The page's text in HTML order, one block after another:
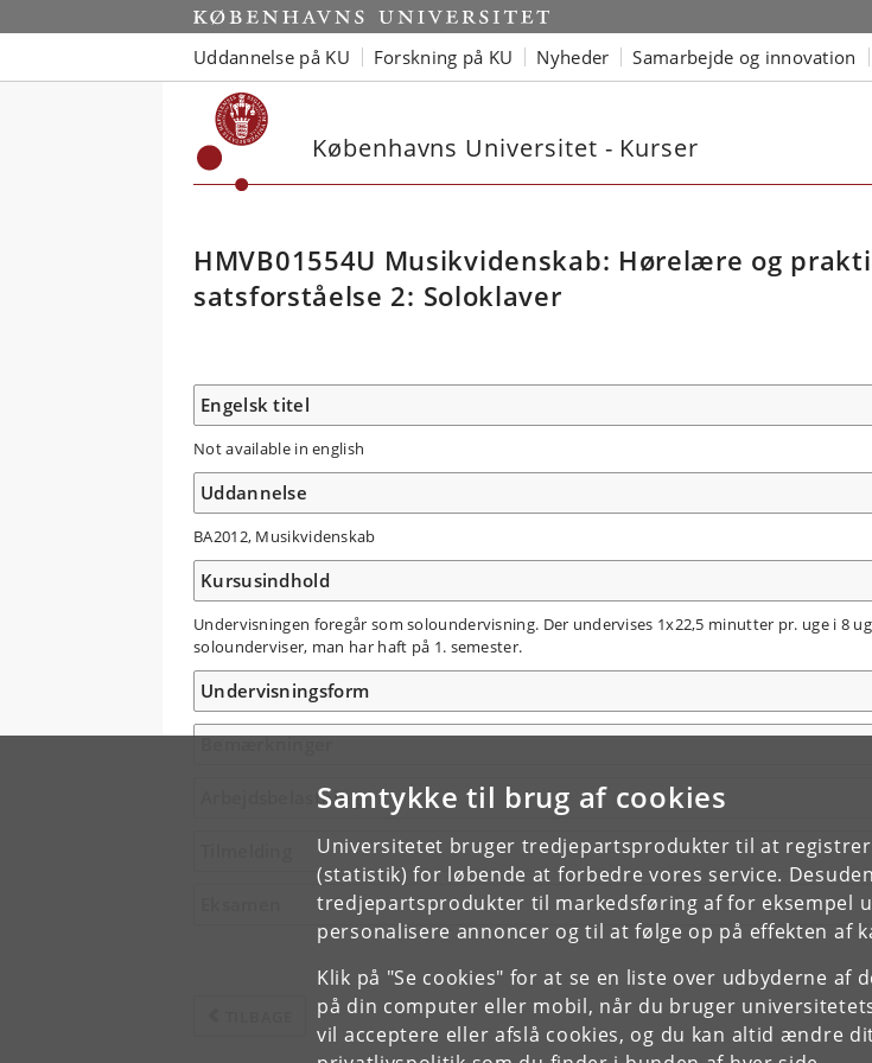
Samtykke til brug af cookies
Universitetet bruger tredjepartsprodukter til at
(statistik) for løbende at forbedre vores service.
tredjepartsprodukter til markedsføring af for eksempel
personalisere annoncer og til at følge op på effekten af
Klik på "Se cookies" for at se en liste over udbyderne af
på din computer eller mobil, når du bruger
vil acceptere eller afslå cookies, og du kan altid ændre
Uddannelse på KU Forskning på KU Nyheder Samarbejde og innovation
Københavns Universitet - Kurser
HMVB01554U Musikvidenskab: Hørelære og
satsforståelse 2: Soloklaver
Engelsk titel
Not available in english
Uddannelse
BA2012, Musikvidenskab
Kursusindhold
Undervisningen foregår som soloundervisning. Der undervises 1x22,5 minutter pr. uge i 8
solounderviser, man har haft på 1. semester.
Undervisningsform
Arbejdsbelastning